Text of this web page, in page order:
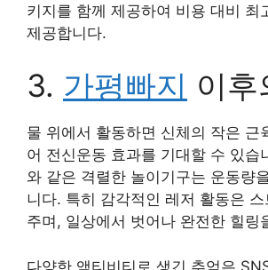
키지를 함께 제공하여 비용 대비 최
제공합니다.
3. 가평빠지 이
물 위에서 활동하면 신체의 작은 근
어 전신운동 효과를 기대할 수 있습
와 같은 격렬한 놀이기구는 운동량
니다. 특히 감각적인 레저 활동은 스
주며, 일상에서 벗어나 완전한 힐링
다양한 액티비티로 생긴 추억은